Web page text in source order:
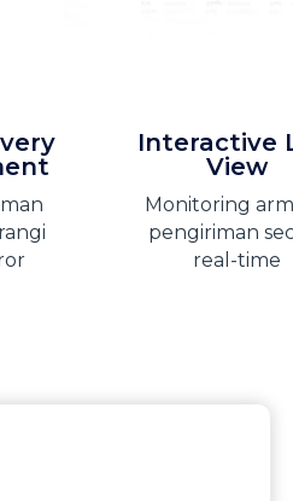
Interactive
View
Monitoring
pengiriman
real-time